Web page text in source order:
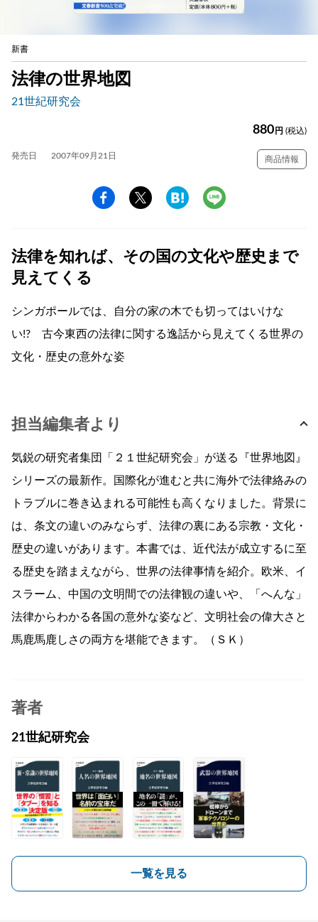
新書
法律の世界地図
21世紀研究会
880 円 (税込)
発売日 2007年09月21日 商品情報
法律を知れば、その国の文化や歴史まで
見えてくる
シンガポールでは、自分の家の木でも切ってはいけな
い!? 古今東西の法律に関する逸話から見えてくる世界の
文化・歴史の意外な姿
担当編集者より
気鋭の研究者集団「２１世紀研究会」が送る『世界地図』
シリーズの最新作。国際化が進むと共に海外で法律絡みの
トラブルに巻き込まれる可能性も高くなりました。背景に
は、条文の違いのみならず、法律の裏にある宗教・文化・
歴史の違いがあります。本書では、近代法が成立するに至
る歴史を踏まえながら、世界の法律事情を紹介。欧米、イ
スラーム、中国の文明間での法律観の違いや、「へんな」
法律からわかる各国の意外な姿など、文明社会の偉大さと
馬鹿馬鹿しさの両方を堪能できます。（ＳＫ）
著者
21世紀研究会
一覧を見る